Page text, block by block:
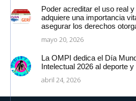
Poder acreditar el uso real
adquiere una importancia
asegurar los derechos
mayo 20, 2026
La OMPI dedica el Día
Intelectual 2026 al deporte
abril 24, 2026